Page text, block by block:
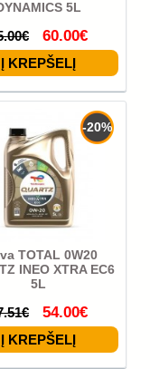
5L
60.00€
-20%
TOTAL 0W20
INEO XTRA EC6
5L
54.00€